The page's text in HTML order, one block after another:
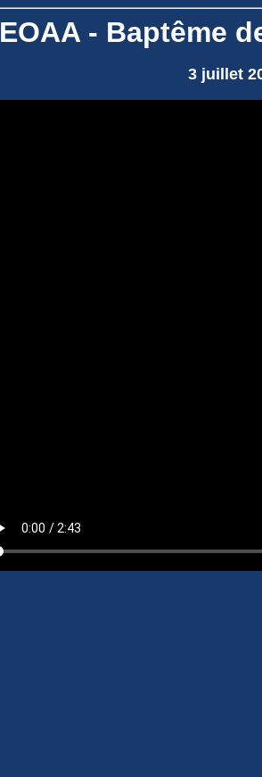
EOAA - Baptême
3 juillet